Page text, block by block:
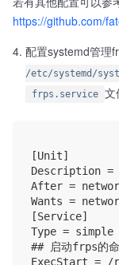
https://github.com/
配置systemd管理
/etc/systemd/
frps.service 文
[Unit]
Description
After =
Wants =
[Service]
Type = simple
## 启动frps的命
ExecStart = /